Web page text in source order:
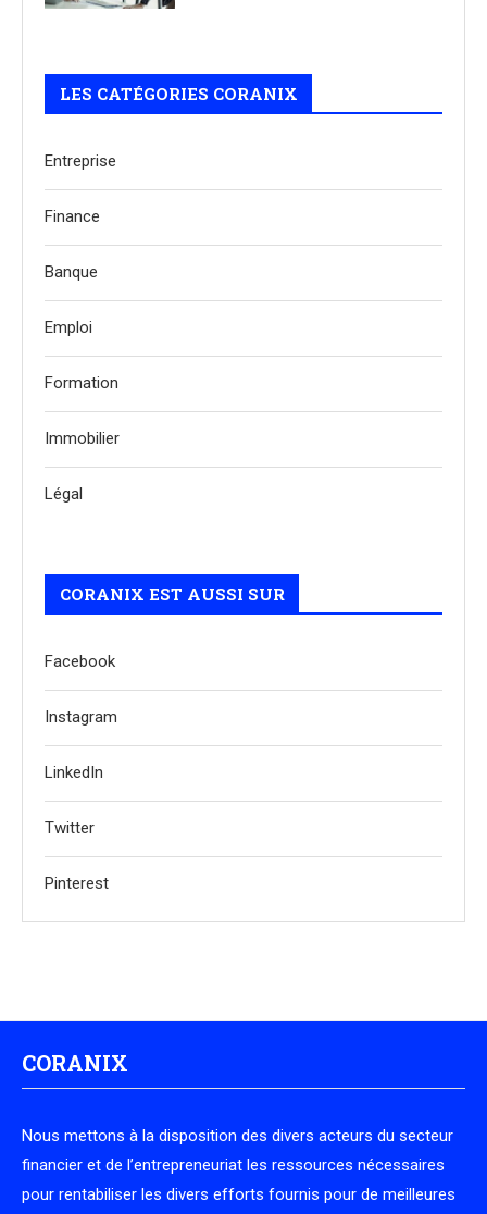
LES CATÉGORIES CORANIX
Entreprise
Finance
Banque
Emploi
Formation
Immobilier
Légal
CORANIX EST AUSSI SUR
Facebook
Instagram
LinkedIn
Twitter
Pinterest
CORANIX
Nous mettons à la disposition des divers acteurs du secteur
financier et de l’entrepreneuriat les ressources nécessaires
pour rentabiliser les divers efforts fournis pour de meilleures